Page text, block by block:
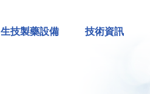
生技製藥設備 技術資訊